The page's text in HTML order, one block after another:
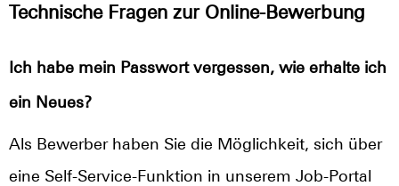
Technische Fragen zur Online-Bewerbung
Ich habe mein Passwort vergessen, wie erhalte ich
ein Neues?
Als Bewerber haben Sie die Möglichkeit, sich über
eine Self-Service-Funktion in unserem Job-Portal